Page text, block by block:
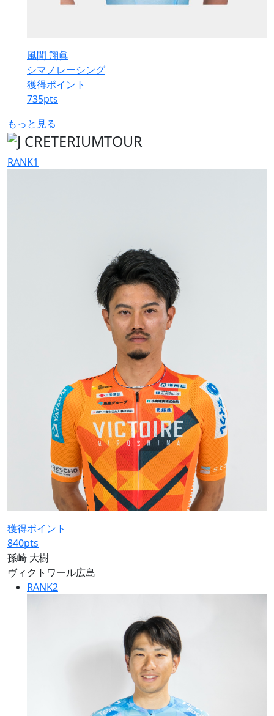
風間 翔眞
シマノレーシング
獲得ポイント
735pts
もっと見る
RANK1
獲得ポイント
840pts
孫崎 大樹
ヴィクトワール広島
RANK2